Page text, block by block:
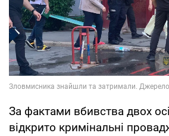
За фактами вбивства двох
відкрито кримінальні